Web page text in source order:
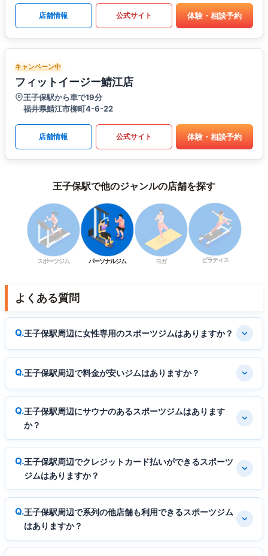
店舗情報 公式サイト 体験・相談予約
キャンペーン中
フィットイージー鯖江店
王子保駅から車で19分
福井県鯖江市柳町4-6-22
店舗情報 公式サイト 体験・相談予約
王子保駅で他のジャンルの店舗を探す
スポーツジム パーソナルジム ヨガ ピラティス
よくある質問
王子保駅周辺に女性専用のスポーツジムはありますか？
王子保駅周辺で料金が安いジムはありますか？
王子保駅周辺にサウナのあるスポーツジムはあります
か？
王子保駅周辺でクレジットカード払いができるスポーツ
ジムはありますか？
王子保駅周辺で系列の他店舗も利用できるスポーツジム
はありますか？